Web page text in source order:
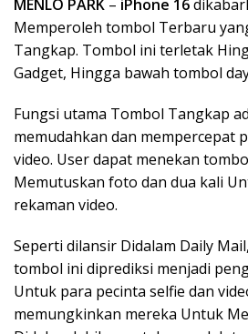
MENLO PARK – iPhone 16
Memperoleh tombol Terbaru
Tangkap. Tombol ini terletak
Gadget, Hingga bawah tombol
Fungsi utama Tombol Tangkap
memudahkan dan mempercepat
video. User dapat menekan
Memutuskan foto dan dua kali
rekaman video.
Seperti dilansir Didalam Daily
tombol ini diprediksi menjadi
Untuk para pecinta selfie dan
memungkinkan mereka Untuk